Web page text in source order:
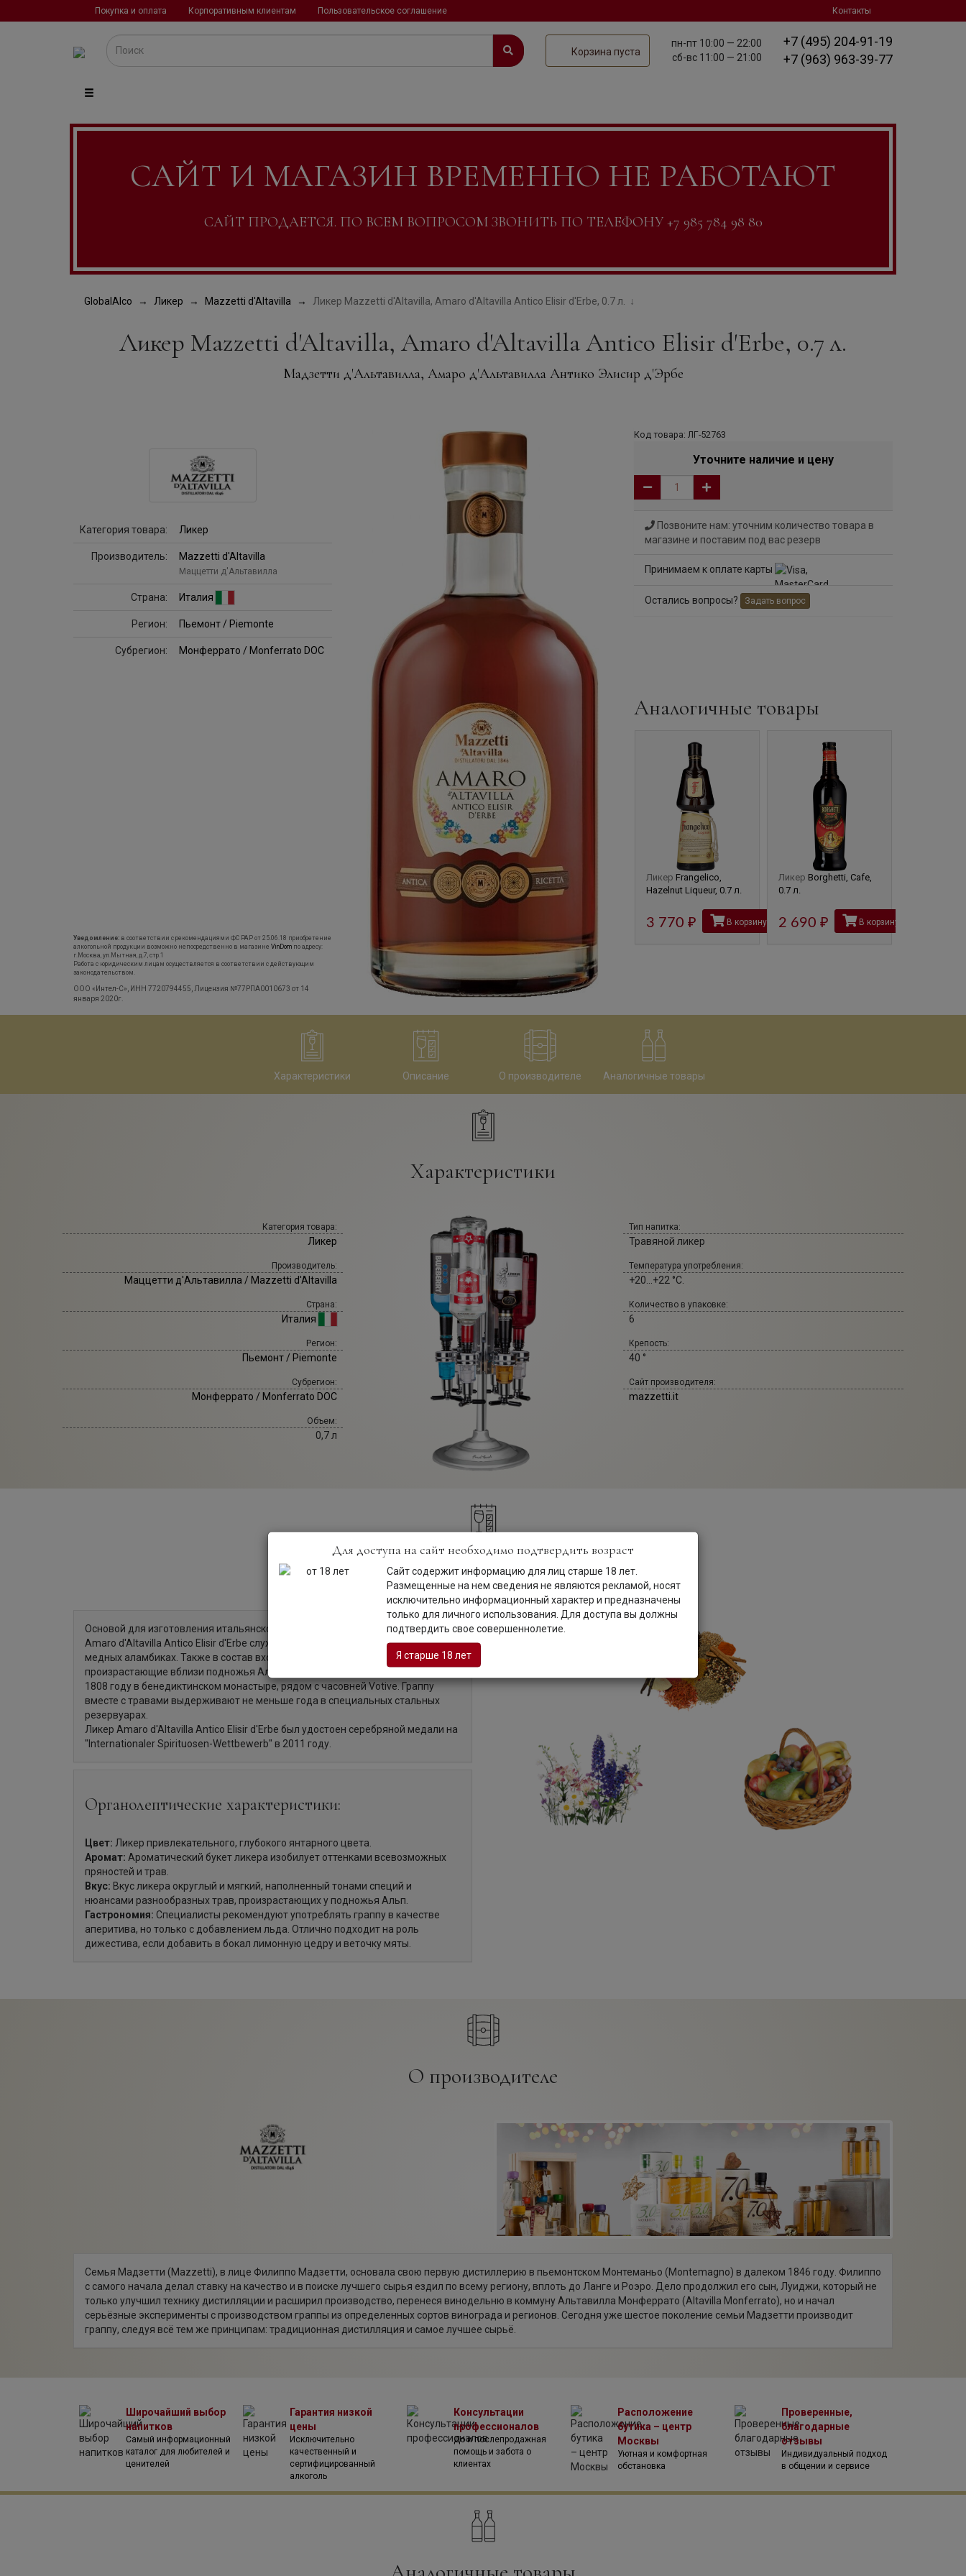
Покупка и оплата Корпоративным клиентам Пользовательское соглашение Контакты
Корзина пуста
пн-пт 10:00 — 22:00
сб-вс 11:00 — 21:00
+7 (495) 204-91-19
+7 (963) 963-39-77
САЙТ И МАГАЗИН ВРЕМЕННО НЕ РАБОТАЮТ
САЙТ ПРОДАЕТСЯ. ПО ВСЕМ ВОПРОСОМ ЗВОНИТЬ ПО ТЕЛЕФОНУ +7 985 784 98 80
GlobalAlco Ликер Mazzetti d'Altavilla Ликер Mazzetti d'Altavilla, Amaro d'Altavilla Antico Elisir d'Erbe, 0.7 л.
Ликер Mazzetti d'Altavilla, Amaro d'Altavilla Antico Elisir d'Erbe, 0.7 л.
Мадзетти д'Альтавилла, Амаро д'Альтавилла Антико Элисир д'Эрбе
Код товара: ЛГ-52763
Уточните наличие и цену
Позвоните нам: уточним количество товара в
магазине и поставим под вас резерв
Принимаем к оплате карты
Остались вопросы? Задать вопрос
Аналогичные товары
ЛикерItalicus, Rosolio
di Bergamotto, 0.7 л.
Уточните наличие и
ЛикерBitter Del
Professore, 0.7 л.
Ликер Frangelico,
Hazelnut Liqueur, 0.7 л.
3 770 рубВ корзину
Ликер Borghetti, Cafe,
0.7 л.
2 690 рубВ корзину
Категория товара: Ликер
Производитель: Mazzetti d'Altavilla
Маццетти д'Альтавилла
Страна: Италия
Регион: Пьемонт / Piemonte
Субрегион: Монферрато / Monferrato DOC
Уведомление: в соответствии с рекомендациями ФС РАР от 25.06.18 приобретение
алкогольной продукции возможно непосредственно в магазине VinDom по адресу:
г.Москва, ул.Мытная, д.7, стр.1
Работа с юридическим лицам осуществляется в соответствии с действующим
законодательством.
ООО «Интел-С», ИНН 7720794455, Лицензия №77РПА0010673 от 14
января 2020г.
Характеристики Описание О производителе Аналогичные товары
Характеристики
Категория товара:
Ликер
Производитель:
Маццетти д'Альтавилла / Mazzetti d'Altavilla
Страна:
Италия
Регион:
Пьемонт / Piemonte
Субрегион:
Монферрато / Monferrato DOC
Объем:
0,7 л
Тип напитка:
Травяной ликер
Температура употребления:
+20...+22 °С.
Количество в упаковке:
6
Крепость:
40 °
Сайт производителя:
mazzetti.it
Описание
Основой для изготовления итальянского травяного ликера Mazzetti d'Altavilla,
Amaro d'Altavilla Antico Elisir d'Erbe служит граппа, которую дистиллируют в
медных аламбиках. Также в состав входят разнообразные ароматные травы,
произрастающие вблизи подножья Альп. Рецепт ликера был обнаружен в
1808 году в бенедиктинском монастыре, рядом с часовней Vоtive. Граппу
вместе с травами выдерживают не меньше года в специальных стальных
резервуарах.
Ликер Amaro d'Altavilla Antico Elisir d'Erbe был удостоен серебряной медали на
"Internationaler Spirituosen-Wettbewerb" в 2011 году.
Органолептические характеристики:
Цвет: Ликер привлекательного, глубокого янтарного цвета.
Аромат: Ароматический букет ликера изобилует оттенками всевозможных
пряностей и трав.
Вкус: Вкус ликера округлый и мягкий, наполненный тонами специй и
нюансами разнообразных трав, произрастающих у подножья Альп.
Гастрономия: Специалисты рекомендуют употреблять граппу в качестве
аперитива, но только с добавлением льда. Отлично подходит на роль
дижестива, если добавить в бокал лимонную цедру и веточку мяты.
О производителе
Семья Мадзетти (Mazzetti), в лице Филиппо Мадзетти, основала свою первую дистиллерию в пьемонтском Монтеманьо (Montemagno) в далеком 1846 году. Филиппо
с самого начала делал ставку на качество и в поиске лучшего сырья ездил по всему региону, вплоть до Ланге и Роэро. Дело продолжил его сын, Луиджи, который не
только улучшил технику дистилляции и расширил производство, перенеся винодельню в коммуну Альтавилла Монферрато (Altavilla Monferrato), но и начал
серьёзные эксперименты с производством граппы из определенных сортов винограда и регионов. Сегодня уже шестое поколение семьи Мадзетти производит
граппу, следуя всё тем же принципам: традиционная дистилляция и самое лучшее сырьё.
Широчайший выбор
напитков
Самый информационный
каталог для любителей и
ценителей
Гарантия низкой
цены
Исключительно
качественный и
сертифицированный
алкоголь
Консультации
профессионалов
До и послепродажная
помощь и забота о
клиентах
Расположение
бутика – центр
Москвы
Уютная и комфортная
обстановка
Проверенные,
благодарные
отзывы
Индивидуальный подход
в общении и сервисе
Для доступа на сайт необходимо подтвердить возраст
Сайт содержит информацию для лиц старше 18 лет.
Размещенные на нем сведения не являются рекламой, носят
исключительно информационный характер и предназначены
только для личного использования. Для доступа вы должны
подтвердить свое совершеннолетие.
Я старше 18 лет